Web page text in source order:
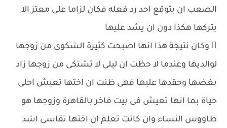
الصعب ان يتوقع احد رد فعله فكان لزاما على معتز الا
يتركها هكذا دون ان يشد عليها
 وكان نتيجة هذا انها اصبحت كثيرة الشكوى من زوجها
لوالديها وعندما لا حظت ان ليلى لا تشتكى من زوجها زاد
بغضها وحقدها عليها فهى ظنت ان اختها تعيش احلى
حياة بما انها تعيش فى بيت فاخر بالقاهرة وزوجها هو
طاووس النساء وان كانت تعلم ان اختها تقاسى اشد